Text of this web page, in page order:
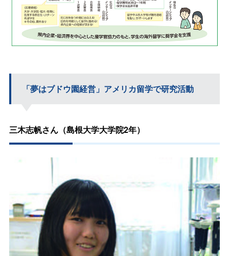
「夢はブドウ園経営」アメリカ留学で研究活動
三木志帆さん（島根大学大学院2年）